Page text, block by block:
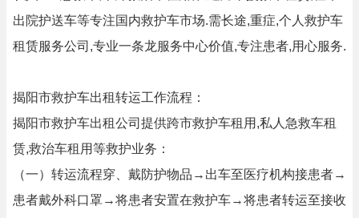
出院护送车等专注国内救护车市场.需长途,重症,个人救护车
租赁服务公司,专业一条龙服务中心价值,专注患者,用心服务.
揭阳市救护车出租转运工作流程：
揭阳市救护车出租公司提供跨市救护车租用,私人急救车租
赁,救治车租用等救护业务：
（一）转运流程穿、戴防护物品→出车至医疗机构接患者→
患者戴外科口罩→将患者安置在救护车→将患者转运至接收